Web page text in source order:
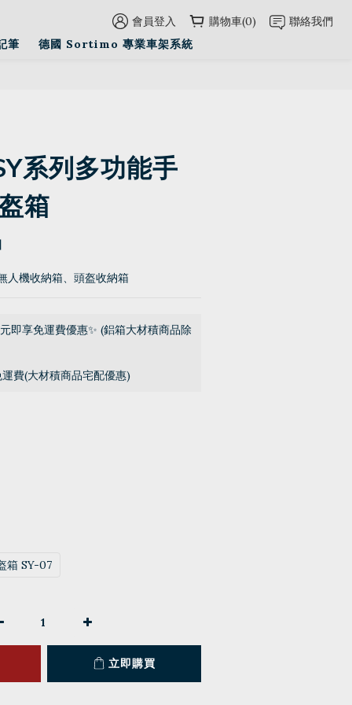
會員登入 購物車(0)
聯絡我們
筆
德國 Sortimo 專業車架系統
系列多功能手
箱
人機收納箱、頭盔收納箱
即享免運費優惠✨ (鋁箱大材積商品除
費(大材積商品宅配優惠)
箱 SY-07
立即購買
立即購買